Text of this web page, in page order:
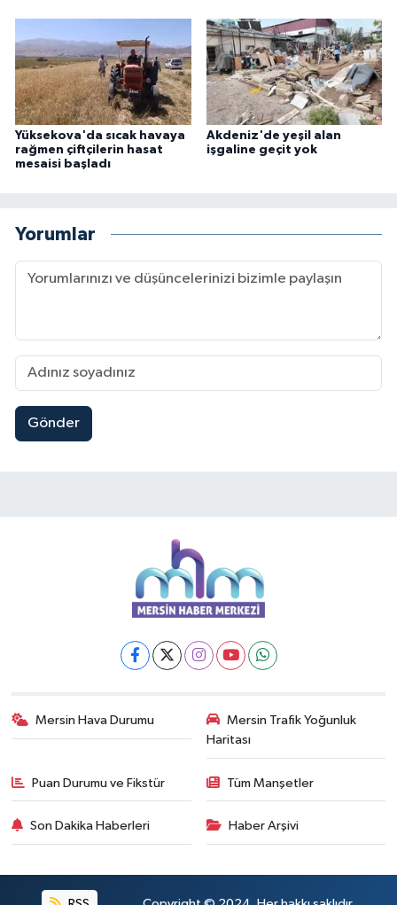
Yüksekova'da sıcak havaya
rağmen çiftçilerin hasat
mesaisi başladı
Akdeniz'de yeşil alan
işgaline geçit yok
Yorumlar
Gönder
Mersin Hava Durumu
Mersin Trafik Yoğunluk
Haritası
Puan Durumu ve Fikstür Tüm Manşetler
Son Dakika Haberleri Haber Arşivi